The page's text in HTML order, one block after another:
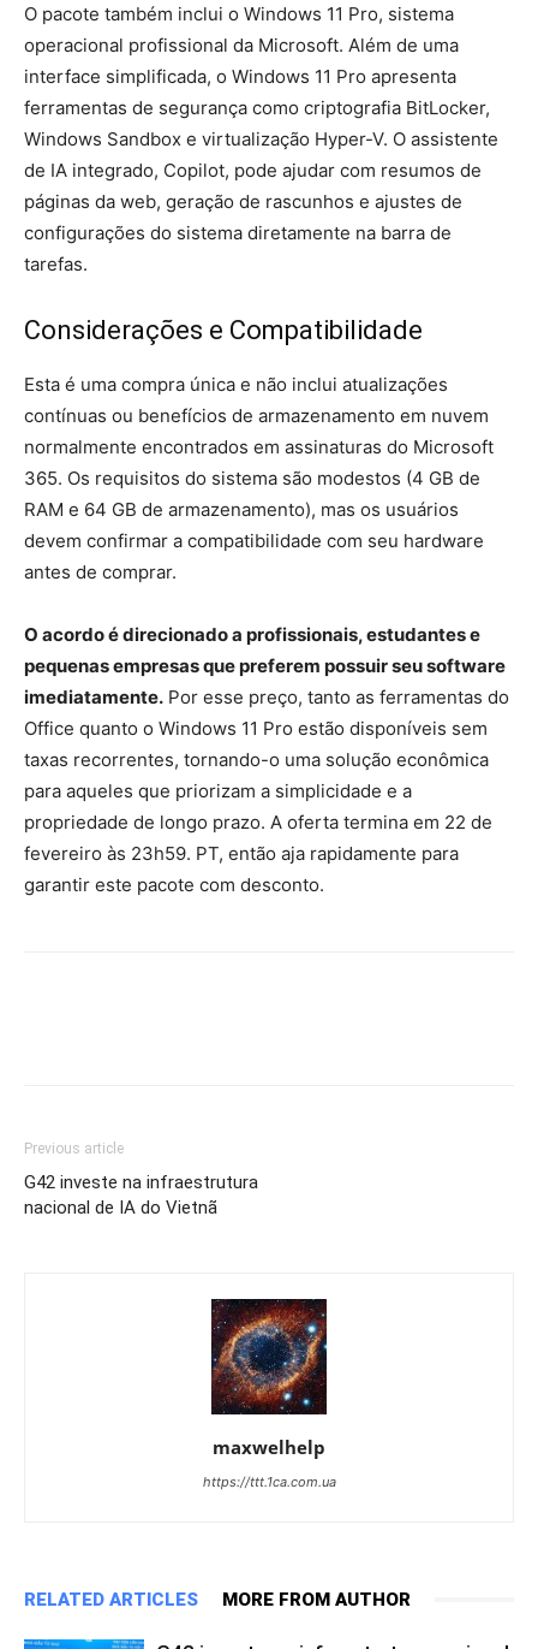
O pacote também inclui o Windows 11 Pro, sistema
operacional profissional da Microsoft. Além de uma
interface simplificada, o Windows 11 Pro apresenta
ferramentas de segurança como criptografia BitLocker,
Windows Sandbox e virtualização Hyper-V. O assistente
de IA integrado, Copilot, pode ajudar com resumos de
páginas da web, geração de rascunhos e ajustes de
configurações do sistema diretamente na barra de
tarefas.
Considerações e Compatibilidade
Esta é uma compra única e não inclui atualizações
contínuas ou benefícios de armazenamento em nuvem
normalmente encontrados em assinaturas do Microsoft
365. Os requisitos do sistema são modestos (4 GB de
RAM e 64 GB de armazenamento), mas os usuários
devem confirmar a compatibilidade com seu hardware
antes de comprar.
O acordo é direcionado a profissionais, estudantes e
pequenas empresas que preferem possuir seu software
imediatamente. Por esse preço, tanto as ferramentas do
Office quanto o Windows 11 Pro estão disponíveis sem
taxas recorrentes, tornando-o uma solução econômica
para aqueles que priorizam a simplicidade e a
propriedade de longo prazo. A oferta termina em 22 de
fevereiro às 23h59. PT, então aja rapidamente para
garantir este pacote com desconto.
Previous article
G42 investe na infraestrutura
nacional de IA do Vietnã
maxwelhelp
https://ttt.1ca.com.ua
RELATED ARTICLES MORE FROM AUTHOR